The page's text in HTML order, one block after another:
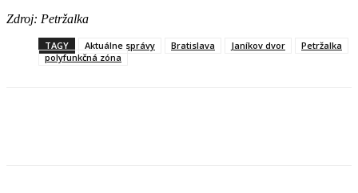
Zdroj: Petržalka
TAGY Aktuálne správy Bratislava Janíkov dvor
Petržalka
polyfunkčná zóna